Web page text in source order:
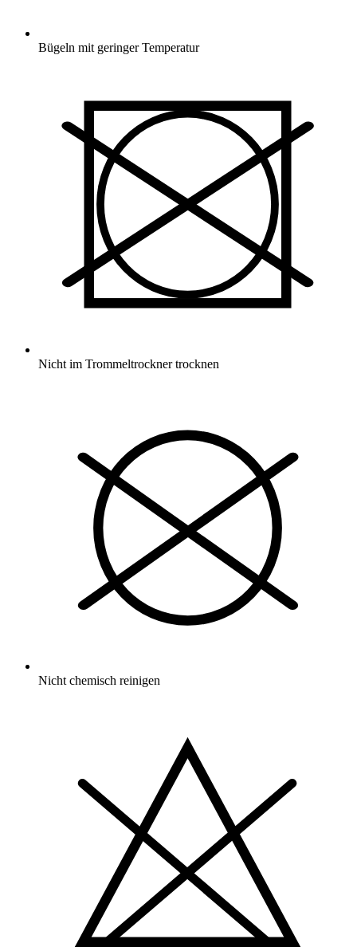
Bügeln mit geringer Temperatur
Nicht im Trommeltrockner trocknen
Nicht chemisch reinigen